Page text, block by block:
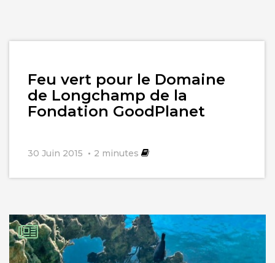
Feu vert pour le Domaine
de Longchamp de la
Fondation GoodPlanet
30 Juin 2015 2 minutes
l'article